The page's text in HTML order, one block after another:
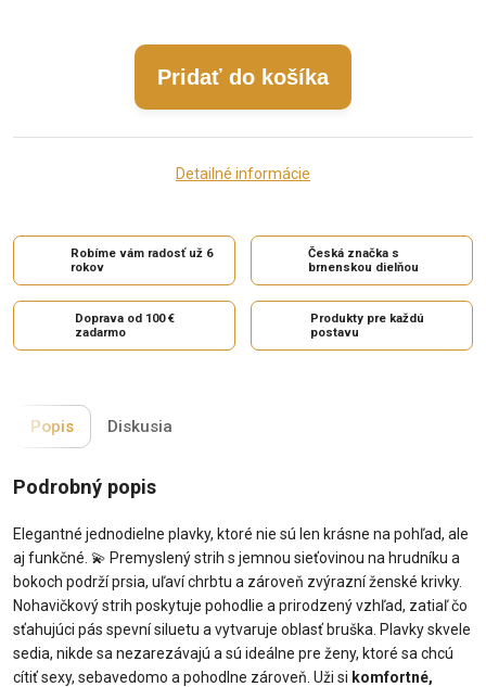
Pridať do košíka
Detailné informácie
Robíme vám radosť už 6
rokov
Česká značka s
brnenskou dielňou
Doprava od 100 €
zadarmo
Produkty pre každú
postavu
Popis Diskusia
Podrobný popis
Elegantné jednodielne plavky, ktoré nie sú len krásne na pohľad, ale
aj funkčné. 💫 Premyslený strih s jemnou sieťovinou na hrudníku a
bokoch podrží prsia, uľaví chrbtu a zároveň zvýrazní ženské krivky.
Nohavičkový strih poskytuje pohodlie a prirodzený vzhľad, zatiaľ čo
sťahujúci pás spevní siluetu a vytvaruje oblasť bruška. Plavky skvele
sedia, nikde sa nezarezávajú a sú ideálne pre ženy, ktoré sa chcú
cítiť sexy, sebavedomo a pohodlne zároveň. Uži si komfortné,